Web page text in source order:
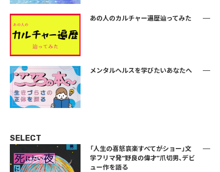
あの人のカルチャー遍歴辿ってみた
メンタルヘルスを学びたいあなたへ
SELECT
「人生の喜怒哀楽すべてがショー」文
学フリマ発“野良の偉才”爪切男、デビ
ュー作を語る